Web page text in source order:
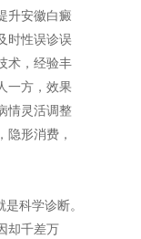
升安徽白癜
时性误诊误
术，经验丰
一方，效果
情灵活调整
隐形消费，
科学诊断。
却千差万